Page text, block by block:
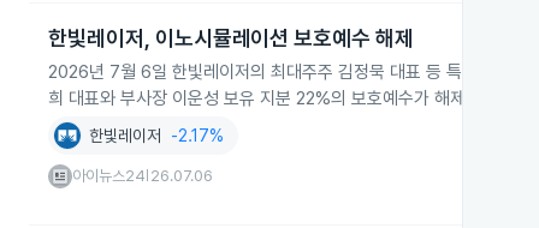
한빛레이저, 이노시뮬레이션 보호예수 해제
2026년 7월 6일 한빛레이저의 최대주주 김정묵 대표 등 특수관계인
희 대표와 부사장 이운성 보유 지분 22%의 보호예수가 해제돼 거래가
한빛레이저 -2.17%
아이뉴스24 26.07.06